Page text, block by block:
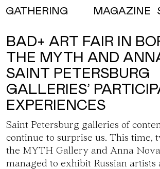
GATHERING MAGAZINE
BAD+ ART FAIR IN
THE MYTH AND
SAINT PETERSBURG
GALLERIES’
EXPERIENCES
Saint Petersburg galleries of
continue to surprise us. This time,
the MYTH Gallery and Anna
managed to exhibit Russian artists